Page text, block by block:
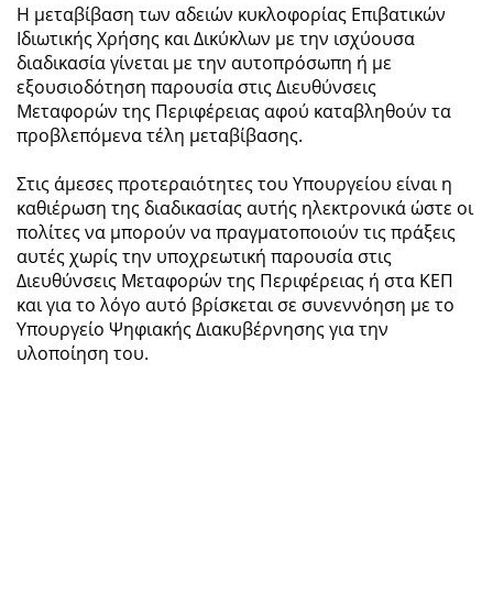
Η μεταβίβαση των αδειών κυκλοφορίας Επιβατικών
Ιδιωτικής Χρήσης και Δικύκλων με την ισχύουσα
διαδικασία γίνεται με την αυτοπρόσωπη ή με
εξουσιοδότηση παρουσία στις Διευθύνσεις
Μεταφορών της Περιφέρειας αφού καταβληθούν τα
προβλεπόμενα τέλη μεταβίβασης.
Στις άμεσες προτεραιότητες του Υπουργείου είναι η
καθιέρωση της διαδικασίας αυτής ηλεκτρονικά ώστε οι
πολίτες να μπορούν να πραγματοποιούν τις πράξεις
αυτές χωρίς την υποχρεωτική παρουσία στις
Διευθύνσεις Μεταφορών της Περιφέρειας ή στα ΚΕΠ
και για το λόγο αυτό βρίσκεται σε συνεννόηση με το
Υπουργείο Ψηφιακής Διακυβέρνησης για την
υλοποίηση του.